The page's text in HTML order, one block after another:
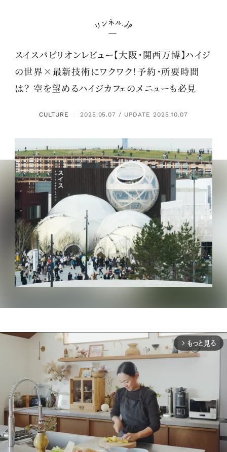
スイスパビリオンレビュー【大阪・関西万博】ハイジ
の世界×最新技術にワクワク！予約・所要時間
は？ 空を望めるハイジカフェのメニューも必見
CULTURE ： 2025.05.07 / UPDATE 2025.10.07
arrow_forward_ios もっと見る